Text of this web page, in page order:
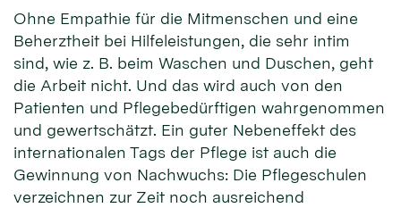
Ohne Empathie für die Mitmenschen und eine
Beherztheit bei Hilfeleistungen, die sehr intim
sind, wie z. B. beim Waschen und Duschen, geht
die Arbeit nicht. Und das wird auch von den
Patienten und Pflegebedürftigen wahrgenommen
und gewertschätzt. Ein guter Nebeneffekt des
internationalen Tags der Pflege ist auch die
Gewinnung von Nachwuchs: Die Pflegeschulen
verzeichnen zur Zeit noch ausreichend